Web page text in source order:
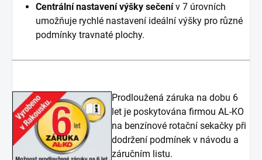
Centrální nastavení výšky sečenív 7 úrovních
umožňuje rychlé nastavení ideální výšky pro různé
podmínky travnaté plochy.
Prodloužená záruka na dobu 6
let je poskytována firmou AL-KO
na benzínové rotační sekačky při
dodržení podmínek v návodu a
záručním listu.